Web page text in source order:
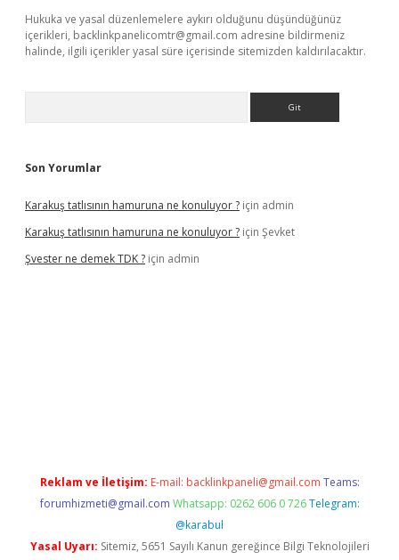
Hukuka ve yasal düzenlemelere aykırı olduğunu düşündüğünüz
içerikleri, backlinkpanelicomtr@gmail.com adresine bildirmeniz
halinde, ilgili içerikler yasal süre içerisinde sitemizden kaldırılacaktır.
Son Yorumlar
Karakuş tatlısının hamuruna ne konuluyor ? için admin
Karakuş tatlısının hamuruna ne konuluyor ? için Şevket
Şvester ne demek TDK ? için admin
Reklam ve İletişim: E-mail: backlinkpaneli@gmail.com Teams:
forumhizmeti@gmail.com Whatsapp: 0262 606 0 726 Telegram:
@karabul
Yasal Uyarı: Sitemiz, 5651 Sayılı Kanun gereğince Bilgi Teknolojileri